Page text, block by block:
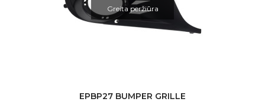
Greita peržiūra
EPBP27 BUMPER GRILLE